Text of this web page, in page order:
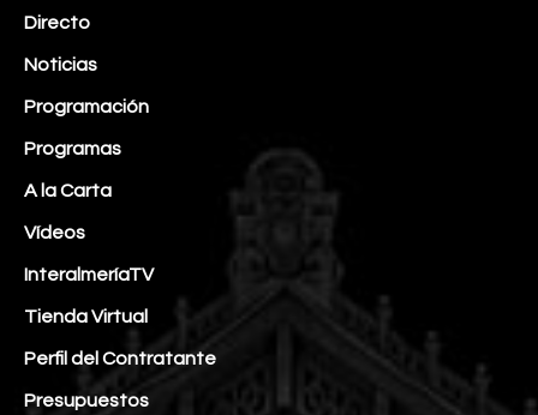
Directo
Noticias
Programación
Programas
A la Carta
Vídeos
InteralmeríaTV
Tienda Virtual
Perfil del Contratante
Presupuestos